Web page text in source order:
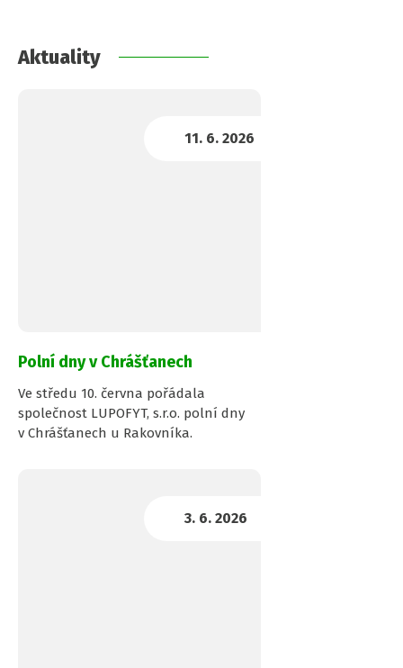
Aktuality
Polní dny v Chrášťanech
Ve středu 10. června pořádala
společnost LUPOFYT, s.r.o. polní dny
v Chrášťanech u Rakovníka.